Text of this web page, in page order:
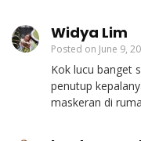
Widya Lim
Posted on June 9,
Kok lucu banget
penutup
maskeran di